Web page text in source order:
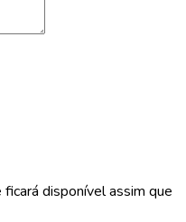
disponível assim que